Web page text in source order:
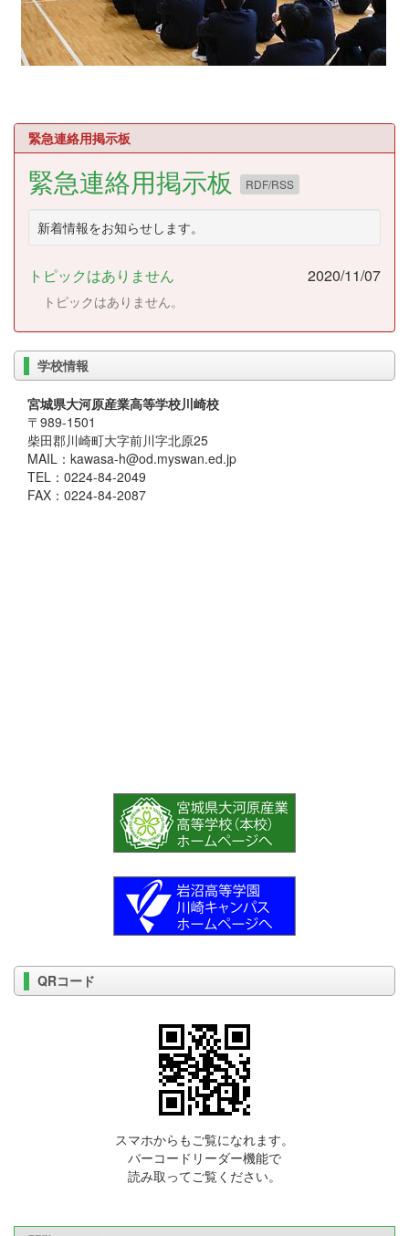
緊急連絡用掲示板
緊急連絡用掲示板 RDF/RSS
新着情報をお知らせします。
トピックはありません 2020/11/07
トピックはありません。
学校情報
宮城県大河原産業高等学校川崎校
〒989-1501
柴田郡川崎町大字前川字北原25
MAIL：kawasa-h@od.myswan.ed.jp
TEL：0224-84-2049
FAX：0224-84-2087
QRコード
スマホからもご覧になれます。
バーコードリーダー機能で
読み取ってご覧ください。